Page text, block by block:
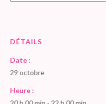
DÉTAILS
Date :
29 octobre
Heure :